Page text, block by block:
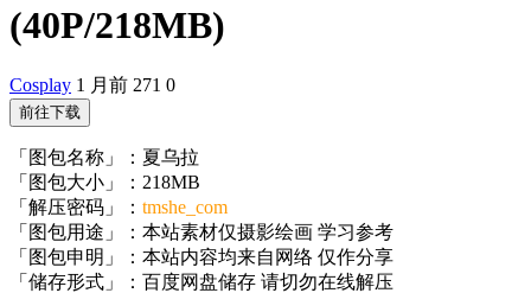
(40P/218MB)
Cosplay 1 月前 271 0
前往下载
「图包名称」：夏乌拉
「图包大小」：218MB
「解压密码」： tmshe_com
「图包用途」：本站素材仅摄影绘画 学习参考
「图包申明」：本站内容均来自网络 仅作分享
「储存形式」：百度网盘储存 请切勿在线解压